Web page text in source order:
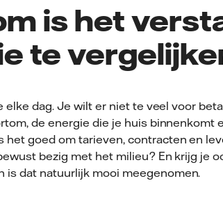
is het
te
elke dag. Je wilt er niet te veel voor
de energie die je huis binnenkomt
het goed om tarieven, contracten en
bezig met het milieu? En krijg je
is dat natuurlijk mooi meegenomen.